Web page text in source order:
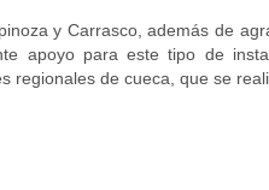
y Carrasco, además de
apoyo para este tipo de
regionales de cueca, que se